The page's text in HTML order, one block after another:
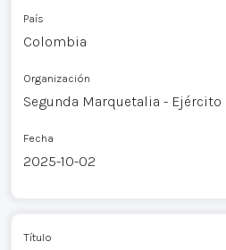
País
Colombia
Organización
Segunda Marquetalia -
Fecha
2025-10-02
Título